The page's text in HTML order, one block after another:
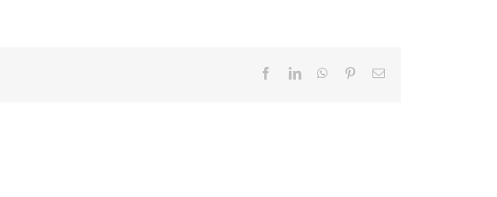
FacebookLinkedInWhatsApp
PinterestEmail